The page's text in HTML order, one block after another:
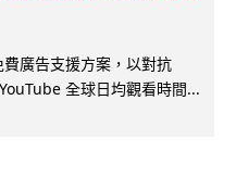
廣告支援方案，以對抗
全球日均觀看時間...